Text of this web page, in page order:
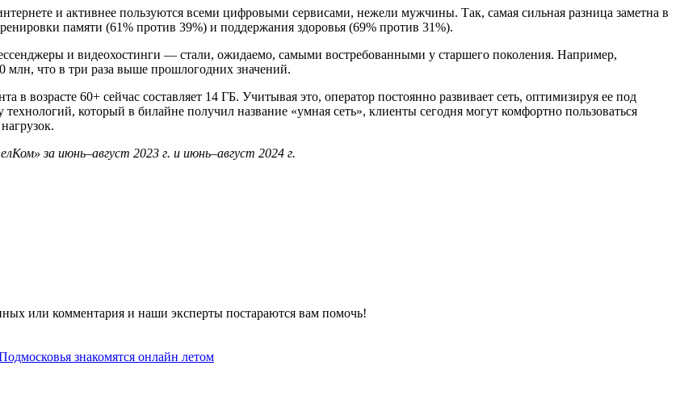
и активнее пользуются всеми цифровыми сервисами, нежели мужчины. Так, самая сильная разница заметна в
памяти (61% против 39%) и поддержания здоровья (69% против 31%).
и видеохостинги — стали, ожидаемо, самыми востребованными у старшего поколения. Например,
млн, что в три раза выше прошлогодних значений.
возрасте 60+ сейчас составляет 14 ГБ. Учитывая это, оператор постоянно развивает сеть, оптимизируя ее под
который в билайне получил название «умная сеть», клиенты сегодня могут комфортно пользоваться
за июнь–август 2023 г. и июнь–август 2024 г.
или комментария и наши эксперты постараются вам помочь!
знакомятся онлайн летом